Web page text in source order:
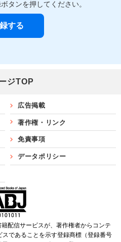
タンを押してください。
ジTOP
広告掲載
著作権・リンク
免責事項
データポリシー
配信サービスが、著作権者からコンテ
であることを示す登録商標（登録番号